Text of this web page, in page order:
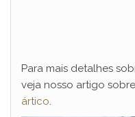
Para mais detalhes
veja nosso artigo
ártico.